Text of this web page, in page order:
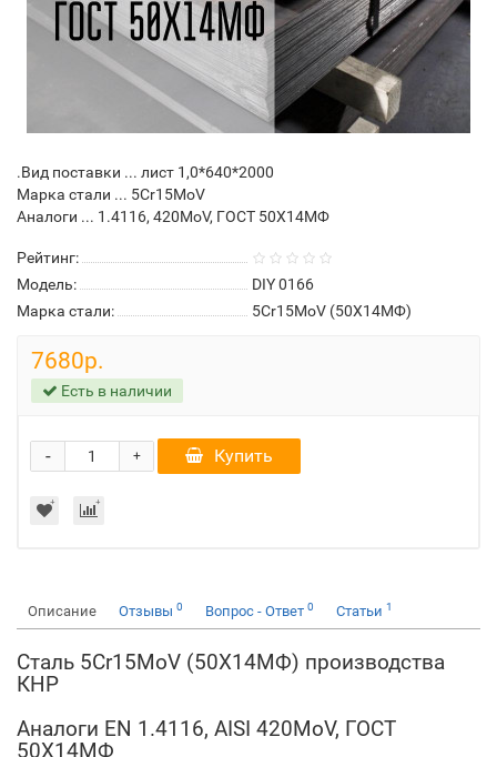
.Вид поставки ... лист 1,0*640*2000
Марка стали ... 5Cr15MoV
Аналоги ... 1.4116, 420MoV, ГОСТ 50Х14МФ
Рейтинг:
Модель:
DIY 0166
Марка стали:
5Cr15MoV (50Х14МФ)
7680р.
Есть в наличии
+
- Купить
Описание Отзывы 0 Вопрос - Ответ 0 Статьи 1
Сталь 5Cr15MoV (50Х14МФ) производства
КНР
Аналоги EN 1.4116, AISI 420MoV, ГОСТ
50Х14МФ